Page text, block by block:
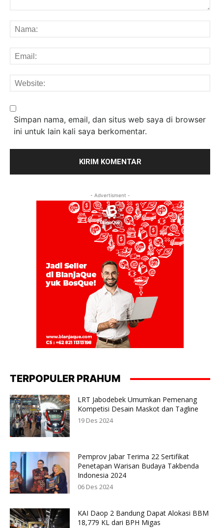
Simpan nama, email, dan situs web saya di browser
ini untuk lain kali saya berkomentar.
- Advertisment -
TERPOPULER PRAHUM
LRT Jabodebek Umumkan Pemenang
Kompetisi Desain Maskot dan Tagline
19 Des 2024
Pemprov Jabar Terima 22 Sertifikat
Penetapan Warisan Budaya Takbenda
Indonesia 2024
06 Des 2024
KAI Daop 2 Bandung Dapat Alokasi BBM
18,779 KL dari BPH Migas